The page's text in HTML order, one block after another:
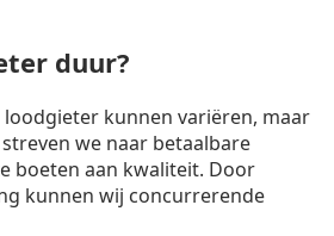
duur?
kunnen variëren, maar
we naar betaalbare
boeten aan kwaliteit. Door
kunnen wij concurrerende